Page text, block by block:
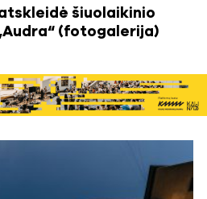
šiuolaikinio
(fotogalerija)